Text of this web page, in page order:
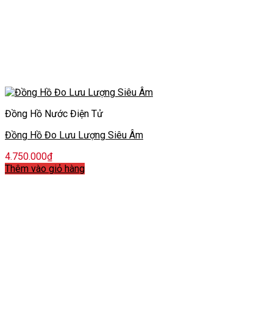
Đồng Hồ Nước Điện Tử
Đồng Hồ Đo Lưu Lượng Siêu Âm
4.750.000₫
Thêm vào giỏ hàng